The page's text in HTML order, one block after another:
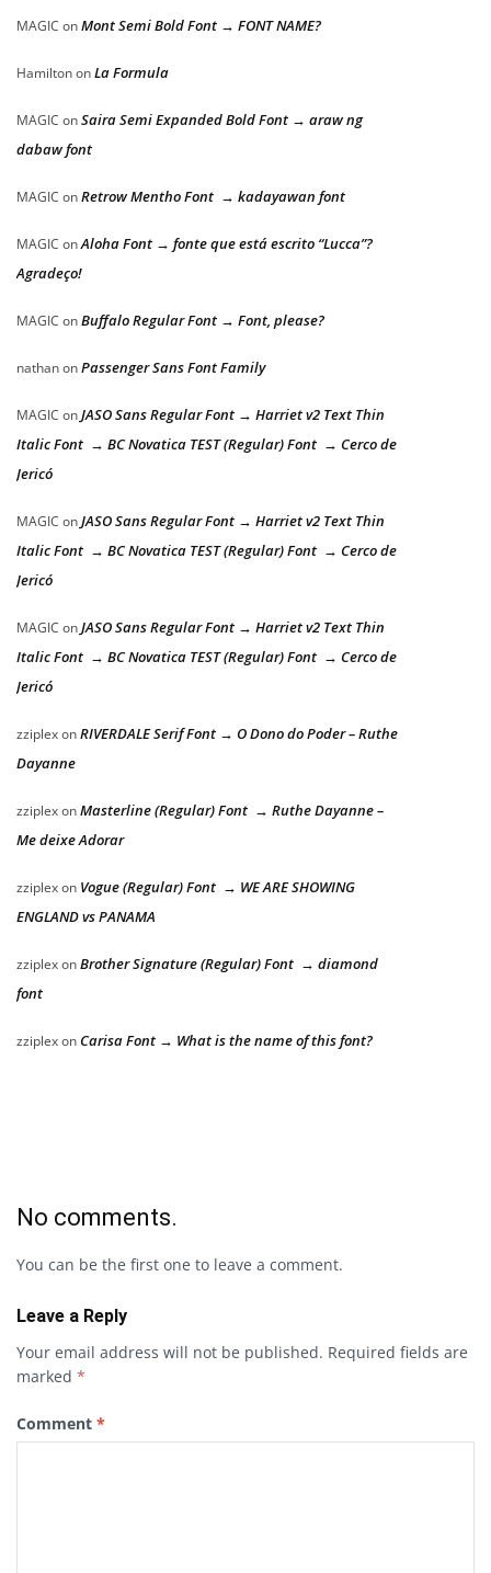
MAGIC onMont Semi Bold Font → FONT NAME?
HamiltononLa Formula
MAGIC onSaira Semi Expanded Bold Font → araw ng
dabaw font
MAGIC onRetrow Mentho Font → kadayawan font
MAGIC onAloha Font → fonte que está escrito “Lucca”?
Agradeço!
MAGIC onBuffalo Regular Font → Font, please?
nathanonPassenger Sans Font Family
MAGIC onJASO Sans Regular Font → Harriet v2 Text Thin
Italic Font → BC Novatica TEST (Regular) Font → Cerco de
Jericó
MAGIC onJASO Sans Regular Font → Harriet v2 Text Thin
Italic Font → BC Novatica TEST (Regular) Font → Cerco de
Jericó
MAGIC onJASO Sans Regular Font → Harriet v2 Text Thin
Italic Font → BC Novatica TEST (Regular) Font → Cerco de
Jericó
zziplexonRIVERDALE Serif Font → O Dono do Poder – Ruthe
Dayanne
zziplexonMasterline (Regular) Font → Ruthe Dayanne –
Me deixe Adorar
zziplexon Vogue (Regular) Font → WE ARE SHOWING
ENGLAND vs PANAMA
zziplexonBrother Signature (Regular) Font → diamond
font
zziplexon Carisa Font → What is the name of this font?
No comments.
You can be the first one to leave a comment.
Leave a Reply
Your email address will not be published. Required fields are
marked *
Comment *